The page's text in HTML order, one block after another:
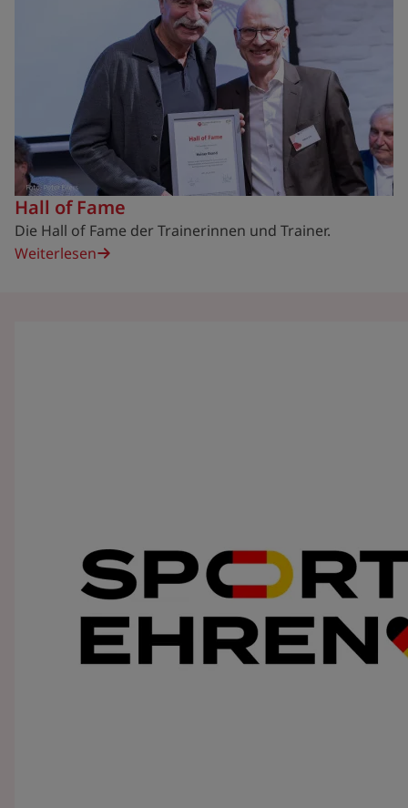
Hall of Fame
Die Hall of Fame der Trainerinnen und Trainer.
Weiterlesen